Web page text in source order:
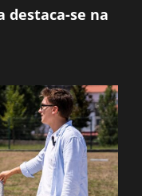
destaca-se na